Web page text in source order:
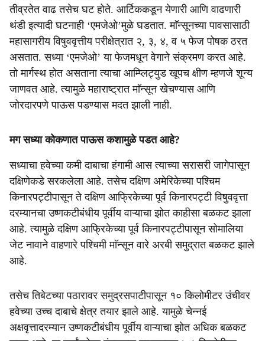
तीव्रतेत वाढ तसेच घट होते. आर्टिककडून येणारी आणि वाढणारी
थंडी इत्यादी घटनाही ‘एमजेओ’मुळे घडतात. माॅन्सूनच्या पावसासाठी
महासागरीय विषुववृत्तीय परीक्षेत्रात २, ३, ४, व ५ फेज पोषक ठरत
असतात. सध्या ‘एमजेओ’ या फेजमधून वेगाने संक्रमण करत आहे.
तो मार्गस्थ होत असताना त्याचा आम्प्लिट्युड खूपच क्षीण म्हणजे शून्य
जाणवत आहे. त्यामुळे महाराष्ट्रात माॅन्सून खेचण्यास आणि
जोरदारपणे पाऊस पडण्यास मदत झाली नाही.
मग सध्या कोकणात पाऊस कशामुळे पडत आहे?
सध्याचा हवेच्या कमी दाबाचा हंगामी आस त्याच्या सरासरी जागेपासून
दक्षिणेकडे सरकलेला आहे. तसेच दक्षिण अमेरिकेच्या पश्चिम
किनारपट्टीपासून ते दक्षिण आफ्रिकेच्या पूर्व किनारपट्टी विषुववृत्ता
दरम्यानचा उष्णकटीबंधीय पूर्वीय वाऱ्याचा झोत काहीसा बळकट झाला
आहे. त्यामुळे दक्षिण आफ्रिकेच्या पूर्व किनारपट्टीपासून सोमालिया
जेट नावाने वाहणारे पश्चिमी माॅन्सून वारे अरबी समुद्रात बळकट झाले
आहे.
तसेच तिबेटच्या पठारावर समुद्रसपाटीपासून १० किलोमीटर उंचीवर
हवेच्या उच्च दाबाचे क्षेत्र तयार झाले आहे. यामुळे चेन्नई
अक्षवृत्तादरम्यान उष्णकटीबंधीय पूर्वीय वाऱ्याचा झोत अधिक बळकट